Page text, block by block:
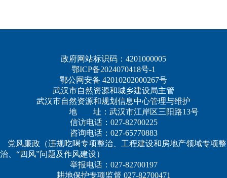
政府网站标识码：4201000005
鄂ICP备2024070418号-1
鄂公网安备 42010202000267号
武汉市自然资源和城乡建设局主管
武汉市自然资源和规划信息中心管理与维护
地 址：武汉市江岸区三阳路13号
信访电话：027-82700225
咨询电话：027-65770883
党风廉政（违规吃喝专项整治、工程建设和房地产领域专项整
治、“四风”问题及作风建设）
举报电话：027-82700197
耕地保护专项监督 027-82700471